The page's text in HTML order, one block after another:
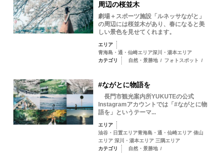
周辺の桜並木
劇場＋スポーツ施設「ルネッサながと」
の周辺には桜並木があり、春になると美
しい景色を見せてくれます。
エリア
青海島・通・仙崎エリア深川・湯本エリア
カテゴリ
自然・景勝地 / フォトスポット /
#ながとに物語を
長門市観光案内所YUKUTEの公式
Instagramアカウントでは「#ながとに物
語を」というテーマ...
エリア
油谷・日置エリア青海島・通・仙崎エリア 俵山
エリア 深川・湯本エリア 三隅エリア
カテゴリ
自然・景勝地 /